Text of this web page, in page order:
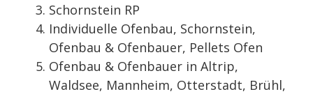
Schornstein RP
Individuelle Ofenbau, Schornstein,
Ofenbau & Ofenbauer, Pellets Ofen
Ofenbau & Ofenbauer in Altrip,
Waldsee, Mannheim, Otterstadt, Brühl,